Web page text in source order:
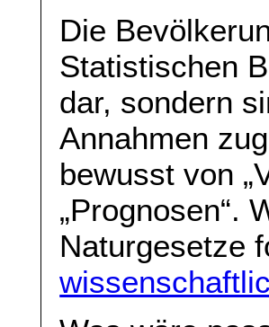
Die
Statistischen
dar, sondern
Annahmen
bewusst von
„Prognosen“.
Naturgesetze